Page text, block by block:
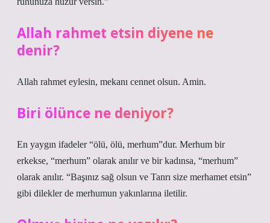
Allah rahmet etsin diyene ne
denir?
Allah rahmet eylesin, mekanı cennet olsun. Amin.
Biri ölünce ne deniyor?
En yaygın ifadeler “ölü, ölü, merhum”dur. Merhum bir
erkekse, “merhum” olarak anılır ve bir kadınsa, “merhum”
olarak anılır. “Başınız sağ olsun ve Tanrı size merhamet etsin”
gibi dilekler de merhumun yakınlarına iletilir.